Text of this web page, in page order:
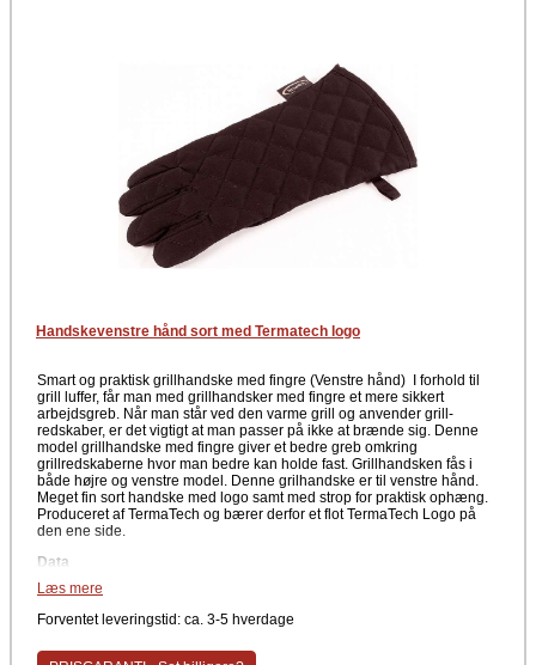
Handskevenstre hånd sort med Termatech logo
Smart og praktisk grillhandske med fingre (Venstre hånd) I forhold til
grill luffer, får man med grillhandsker med fingre et mere sikkert
arbejdsgreb. Når man står ved den varme grill og anvender grill-
redskaber, er det vigtigt at man passer på ikke at brænde sig. Denne
model grillhandske med fingre giver et bedre greb omkring
grillredskaberne hvor man bedre kan holde fast. Grillhandsken fås i
både højre og venstre model. Denne grilhandske er til venstre hånd.
Meget fin sort handske med logo samt med strop for praktisk ophæng.
Produceret af TermaTech og bærer derfor et flot TermaTech Logo på
den ene side.
Data
Grillhandske (Venstre)
Med logo (TermaTech)
Læs mere
Forventet leveringstid: ca. 3-5 hverdage